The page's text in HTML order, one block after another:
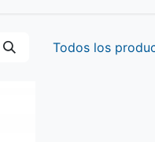
Todos los